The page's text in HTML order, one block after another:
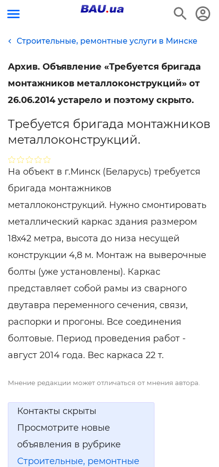
Строительные, ремонтные услуги в Минске
Архив. Объявление «Требуется бригада
монтажников металлоконструкций» от
26.06.2014 устарело и поэтому скрыто.
Требуется бригада монтажников
металлоконструкций.
На объект в г.Минск (Беларусь) требуется
бригада монтажников
металлоконструкций. Нужно смонтировать
металлический каркас здания размером
18х42 метра, высота до низа несущей
конструкции 4,8 м. Монтаж на выверочные
болты (уже установлены). Каркас
представляет собой рамы из сварного
двутавра переменного сечения, связи,
распорки и прогоны. Все соединения
болтовые. Период проведения работ -
август 2014 года. Вес каркаса 22 т.
Мнение редакции может отличаться от мнения автора.
Контакты скрыты
Просмотрите новые
объявления в рубрике
Строительные, ремонтные